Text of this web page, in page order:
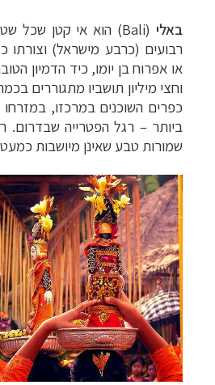
באלי
רבועים (כרבע מישראל) וצורתו
או אפרוח בן יומו, כיד הדמיון
וחצי מיליון תושביו מתגוררים
כפרים השוכנים במרכזו,
ביותר – רגל הפטרייה שבדרום.
שמורות טבע שאינן מיושבות